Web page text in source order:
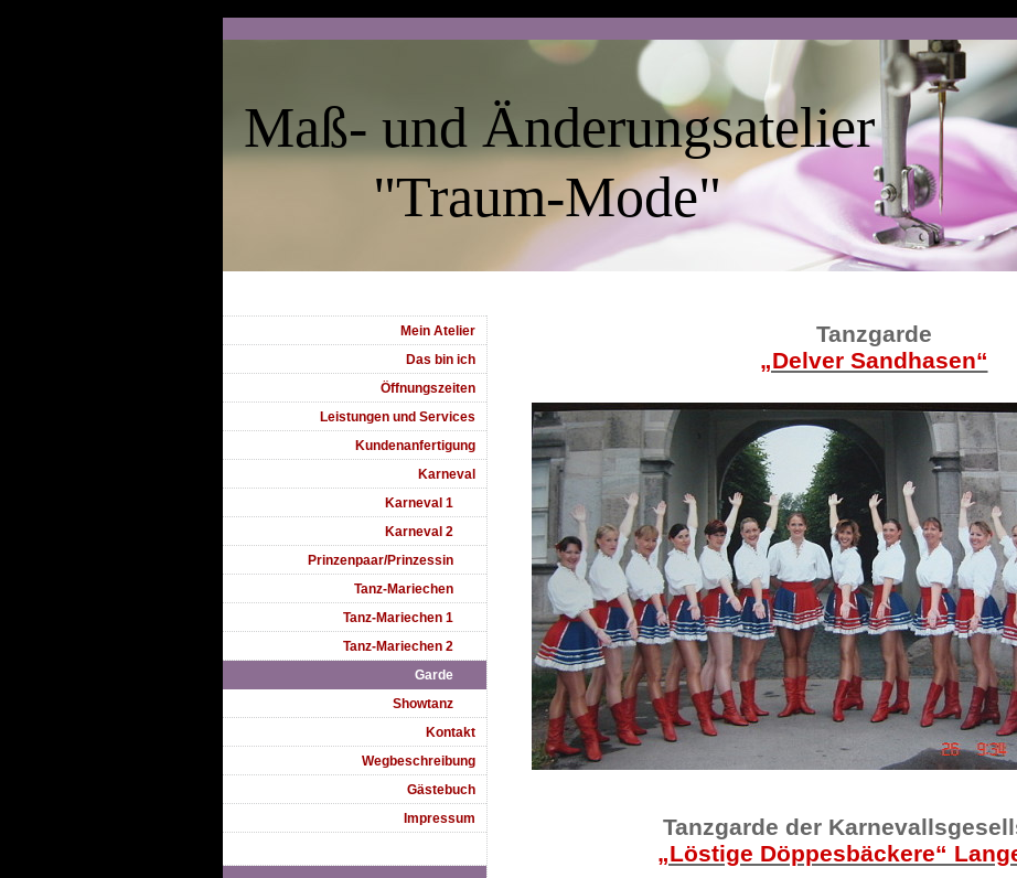
Maß- und Änderungsatelier
"Traum-Mode"
Tanzgarde
„Delver Sandhasen“
Tanzgarde der
„Löstige Döppesbäckere“
Mein Atelier
Das bin ich
Öffnungszeiten
Leistungen und Services
Kundenanfertigung
Karneval
Karneval 1
Karneval 2
Prinzenpaar/Prinzessin
Tanz-Mariechen
Tanz-Mariechen 1
Tanz-Mariechen 2
Garde
Showtanz
Kontakt
Wegbeschreibung
Gästebuch
Impressum